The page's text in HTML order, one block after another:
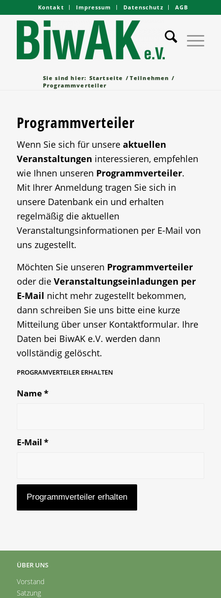
Kontakt Impressum Datenschutz AGB
Sie sind hier: Startseite / Teilnehmen /
Programmverteiler
Programmverteiler
Wenn Sie sich für unsere aktuellen
Veranstaltungen interessieren, empfehlen
wie Ihnen unseren Programmverteiler.
Mit Ihrer Anmeldung tragen Sie sich in
unsere Datenbank ein und erhalten
regelmäßig die aktuellen
Veranstaltungsinformationen per E-Mail von
uns zugestellt.
Möchten Sie unseren Programmverteiler
oder die Veranstaltungseinladungen per
E-Mail nicht mehr zugestellt bekommen,
dann schreiben Sie uns bitte eine kurze
Mitteilung über unser Kontaktformular. Ihre
Daten bei BiwAK e.V. werden dann
vollständig gelöscht.
PROGRAMVERTEILER ERHALTEN
Name*
E-Mail *
ÜBER UNS
Vorstand
Satzung